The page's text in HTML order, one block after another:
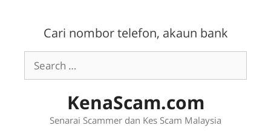
Cari nombor telefon, akaun bank
Search
for:
KenaScam.com
Senarai Scammer dan Kes Scam Malaysia